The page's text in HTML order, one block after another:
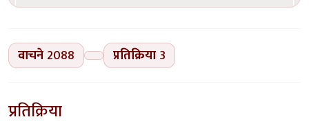
वाचने 2088 प्रतिक्रिया 3
प्रतिक्रिया